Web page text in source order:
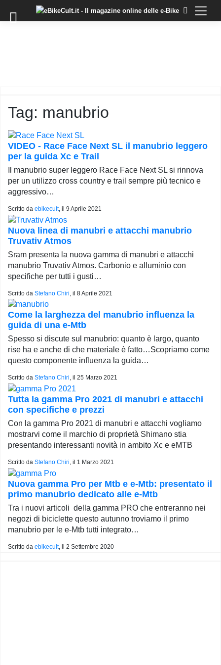
×
TUTORIAL
STAFF
DI
EBIKECULT
CONTATTI
PRIVACY
POLICY
Tag: manubrio
VIDEO - Race Face Next SL il manubrio leggero
per la guida Xc e Trail
Il manubrio super leggero Race Face Next SL si rinnova
per un utilizzo cross country e trail sempre più tecnico e
aggressivo…
Scritto da ebikecult, il 9 Aprile 2021
Nuova linea di manubri e attacchi manubrio
Truvativ Atmos
Sram presenta la nuova gamma di manubri e attacchi
manubrio Truvativ Atmos. Carbonio e alluminio con
specifiche per tutti i gusti…
Scritto da Stefano Chiri , il 8 Aprile 2021
Come la larghezza del manubrio influenza la
guida di una e-Mtb
Spesso si discute sul manubrio: quanto è largo, quanto
rise ha e anche di che materiale è fatto…Scopriamo come
questo componente influenza la guida…
Scritto da Stefano Chiri, il 25 Marzo 2021
Tutta la gamma Pro 2021 di manubri e attacchi
con specifiche e prezzi
Con la gamma Pro 2021 di manubri e attacchi vogliamo
mostrarvi come il marchio di proprietà Shimano stia
presentando interessanti novità in ambito Xc e eMTB
Scritto da Stefano Chiri, il 1 Marzo 2021
Nuova gamma Pro per Mtb e e-Mtb: presentato il
primo manubrio dedicato alle e-Mtb
Tra i nuovi articoli della gamma PRO che entreranno nei
negozi di biciclette questo autunno troviamo il primo
manubrio per le e-Mtb tutti integrato…
Scritto da ebikecult, il 2 Settembre 2020